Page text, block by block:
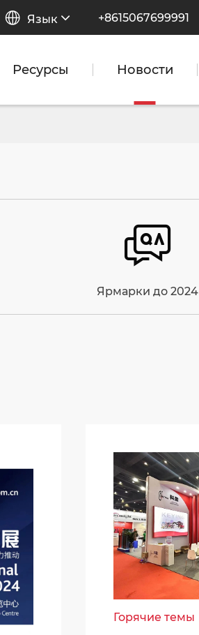
Язык +8615067699991
Ресурсы Новости

Ярмарки до 2024
Горячие темы